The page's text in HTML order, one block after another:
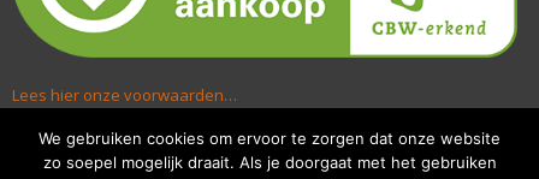
Lees hier onze voorwaarden…
We gebruiken cookies om ervoor te zorgen dat onze website
zo soepel mogelijk draait. Als je doorgaat met het gebruiken